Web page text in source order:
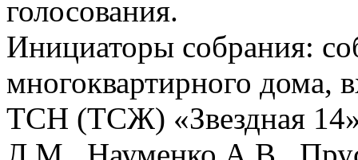
голосования.
Инициаторы собрания:
многоквартирного дома,
ТСН (ТСЖ) «Звездная